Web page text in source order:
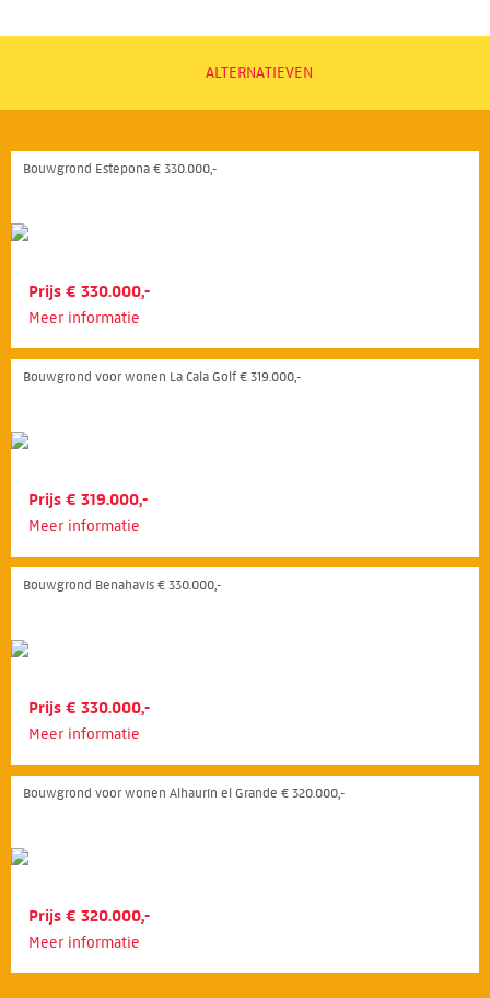
ALTERNATIEVEN
Bouwgrond Estepona € 330.000,-
Prijs € 330.000,-
Meer informatie
Bouwgrond voor wonen La Cala Golf € 319.000,-
Prijs € 319.000,-
Meer informatie
Bouwgrond Benahavís € 330.000,-
Prijs € 330.000,-
Meer informatie
Bouwgrond voor wonen Alhaurín el Grande € 320.000,-
Prijs € 320.000,-
Meer informatie